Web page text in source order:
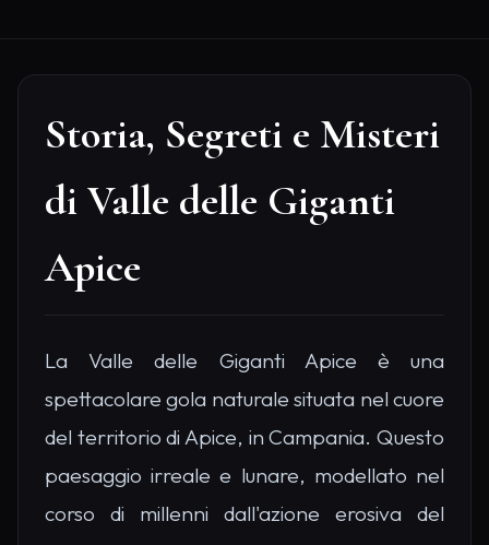
Storia, Segreti e Misteri
di Valle delle Giganti
Apice
La Valle delle Giganti Apice è una
spettacolare gola naturale situata nel cuore
del territorio di Apice, in Campania. Questo
paesaggio irreale e lunare, modellato nel
corso di millenni dall'azione erosiva del